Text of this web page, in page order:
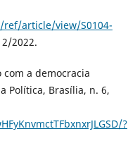
article/view/S0104-
2022.
com a democracia
Política, Brasília, n. 6,
?